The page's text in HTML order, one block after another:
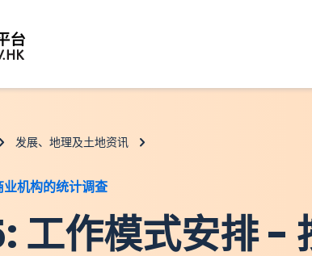
发展、地理及土地资讯
机构的统计调查
工作模式安排 -